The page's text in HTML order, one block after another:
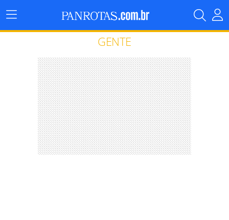
Menu
Principal
GENTE